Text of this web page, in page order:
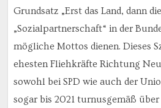
Grundsatz „Erst das Land, dann
„Sozialpartnerschaft“ in der
mögliche Mottos dienen. Dieses
ehesten Fliehkräfte Richtung
sowohl bei SPD wie auch der
sogar bis 2021 turnusgemäß über